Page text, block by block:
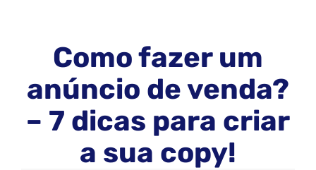
Como fazer um
anúncio de venda?
– 7 dicas para criar
a sua copy!